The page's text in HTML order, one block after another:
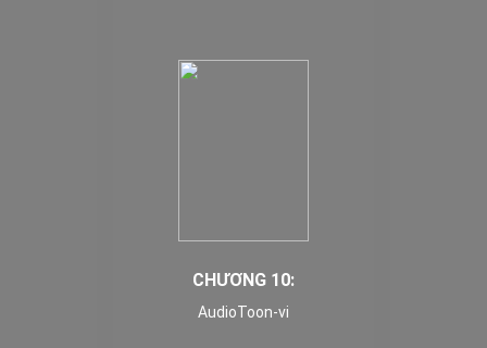
CHƯƠNG 10:
AudioToon-vi